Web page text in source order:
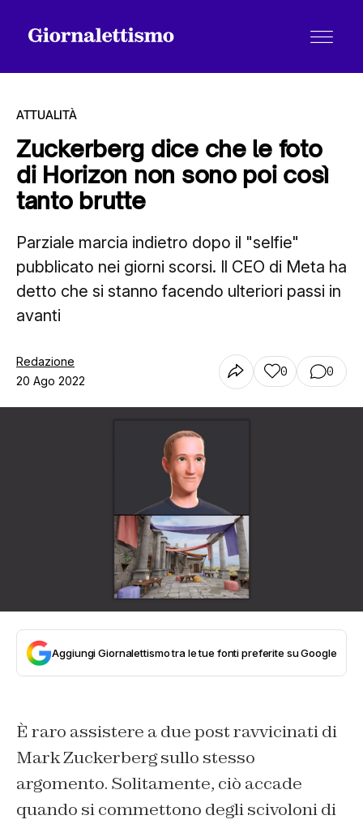
Tutti gli articoli
Chi siamo
Contatti
ATTUALITÀ
Zuckerberg dice che le foto
di Horizon non sono poi così
tanto brutte
Parziale marcia indietro dopo il "selfie"
pubblicato nei giorni scorsi. Il CEO di Meta ha
detto che si stanno facendo ulteriori passi in
avanti
Redazione
20 Ago 2022
0 0
Aggiungi Giornalettismo tra le tue fonti preferite su Google
È raro assistere a due post ravvicinati di
Mark Zuckerberg sullo stesso
argomento. Solitamente, ciò accade
quando si commettono degli scivoloni di